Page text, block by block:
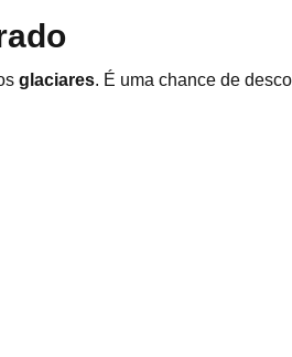
glaciares. É uma chance de